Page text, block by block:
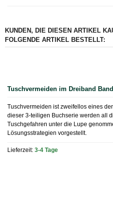
KUNDEN, DIE DIESEN ARTIKEL
FOLGENDE ARTIKEL BESTELLT:
Tuschvermeiden im Dreiband
Tuschvermeiden ist zweifellos eines
dieser 3-teiligen Buchserie werden all
Tuschgefahren unter die Lupe
Lösungsstrategien vorgestellt.
Lieferzeit: 3-4 Tage